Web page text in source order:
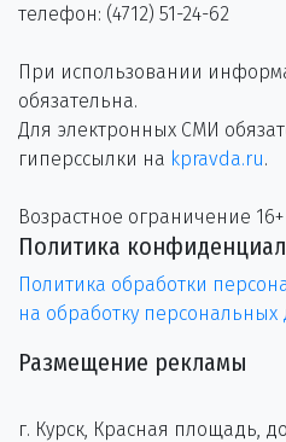
телефон: (4712) 51-24-62
При использовании
обязательна.
Для электронных СМИ
гиперссылки на kpravda.ru.
Возрастное ограничение 16+
Политика
Политика обработки
на обработку
Размещение рекламы
г. Курск, Красная площадь,